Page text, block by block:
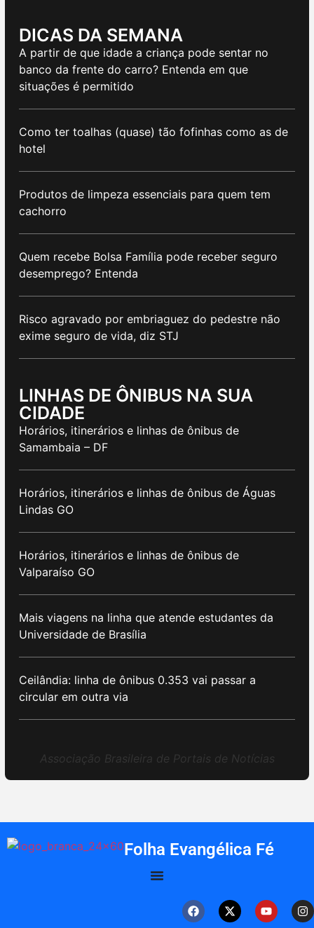
DICAS DA SEMANA
A partir de que idade a criança pode sentar no
banco da frente do carro? Entenda em que
situações é permitido
Como ter toalhas (quase) tão fofinhas como as de
hotel
Produtos de limpeza essenciais para quem tem
cachorro
Quem recebe Bolsa Família pode receber seguro
desemprego? Entenda
Risco agravado por embriaguez do pedestre não
exime seguro de vida, diz STJ
LINHAS DE ÔNIBUS NA SUA
CIDADE
Horários, itinerários e linhas de ônibus de
Samambaia – DF
Horários, itinerários e linhas de ônibus de Águas
Lindas GO
Horários, itinerários e linhas de ônibus de
Valparaíso GO
Mais viagens na linha que atende estudantes da
Universidade de Brasília
Ceilândia: linha de ônibus 0.353 vai passar a
circular em outra via
Associação Brasileira de Portais de Notícias
Folha Evangélica Fé